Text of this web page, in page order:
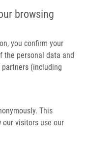
browsing
you confirm your
the personal data and
(including
This
our visitors use our